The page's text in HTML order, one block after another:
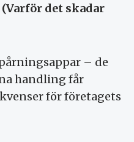
det skadar
– de
handling får
för företagets